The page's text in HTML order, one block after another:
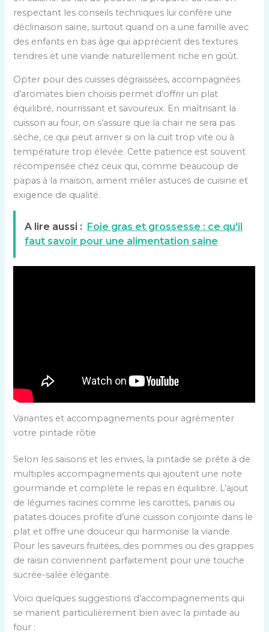
respectant les conseils techniques lui confère une
déclinaison saine, surtout quand on a une famille avec
des enfants en bas âge qui apprécient des textures
tendres et une viande naturellement riche en goût.
Opter pour des cuisses dégraissées, accompagnées
d’aromates bien choisis permet d’offrir un plat
équilibré, nourrissant et savoureux. En maîtrisant la
cuisson au four, on s’assure que la chair ne sera pas
sèche, ce qui peut arriver si on la cuit trop vite ou à
température trop élevée. Cette patience est souvent
récompensée chez ceux qui, comme beaucoup de
papas à la maison, aiment mêler astuces de cuisine et
exigence de qualité.
A lire aussi : Foie gras et grossesse : ce qu'il
faut savoir pour une alimentation saine
Variantes et accompagnements pour agrémenter
votre pintade rôtie
Selon les saisons et les envies, la pintade se prête à de
multiples accompagnements qui ajoutent une note
gourmande et complète le repas en équilibre. L’ajout
de légumes racines comme les carottes, panais ou
patates douces profite d’une cuisson conjointe dans le
plat et offre une douceur qui harmonise la viande.
Pour les saveurs fruitées, des pommes ou des grappes
de raisin conviennent parfaitement pour une touche
sucrée-salée élégante.
Voici quelques suggestions d’accompagnements qui
se marient particulièrement bien avec la pintade au
four :